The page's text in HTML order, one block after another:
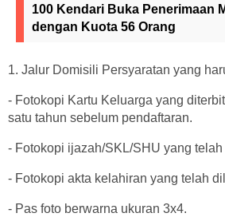
100 Kendari Buka Penerimaan
dengan Kuota 56 Orang
1. Jalur Domisili Persyaratan yang
- Fotokopi Kartu Keluarga yang
satu tahun sebelum pendaftaran.
- Fotokopi ijazah/SKL/SHU yang
- Fotokopi akta kelahiran yang telah
- Pas foto berwarna ukuran 3x4.